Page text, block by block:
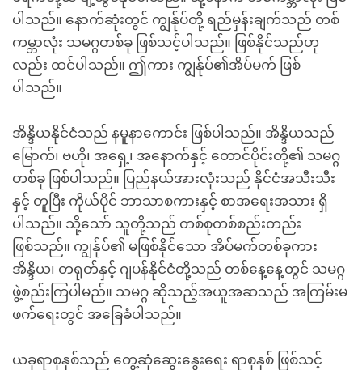
ပါသည်။ နောက်ဆုံးတွင် ကျွန်ုပ်တို့ ရည်မှန်းချက်သည် တစ်
ကမ္ဘာလုံး သမဂ္ဂတစ်ခု ဖြစ်သင့်ပါသည်။ ဖြစ်နိုင်သည်ဟု
လည်း ထင်ပါသည်။ ဤကား ကျွန်ုပ်၏အိပ်မက် ဖြစ်
ပါသည်။
အိန္ဒိယနိုင်ငံသည် နမူနာကောင်း ဖြစ်ပါသည်။ အိန္ဒိယသည်
မြောက်၊ ဗဟို၊ အရှေ့၊ အနောက်နှင့် တောင်ပိုင်းတို့၏ သမဂ္ဂ
တစ်ခု ဖြစ်ပါသည်။ ပြည်နယ်အားလုံးသည် နိုင်ငံအသီးသီး
နှင့် တူပြီး ကိုယ်ပိုင် ဘာသာစကားနှင့် စာအရေးအသား ရှိ
ပါသည်။ သို့သော် သူတို့သည် တစ်စုတစ်စည်းတည်း
ဖြစ်သည်။ ကျွန်ုပ်၏ မဖြစ်နိုင်သော အိပ်မက်တစ်ခုကား
အိန္ဒိယ၊ တရုတ်နှင့် ဂျပန်နိုင်ငံတို့သည် တစ်နေ့နေ့တွင် သမဂ္ဂ
ဖွဲ့စည်းကြပါမည်။ သမဂ္ဂ ဆိုသည့်အယူအဆသည် အကြမ်းမ
ဖက်ရေးတွင် အခြေခံပါသည်။
ယခုရာစုနှစ်သည် တွေ့ဆုံဆွေးနွေးရေး ရာစုနှစ် ဖြစ်သင့်